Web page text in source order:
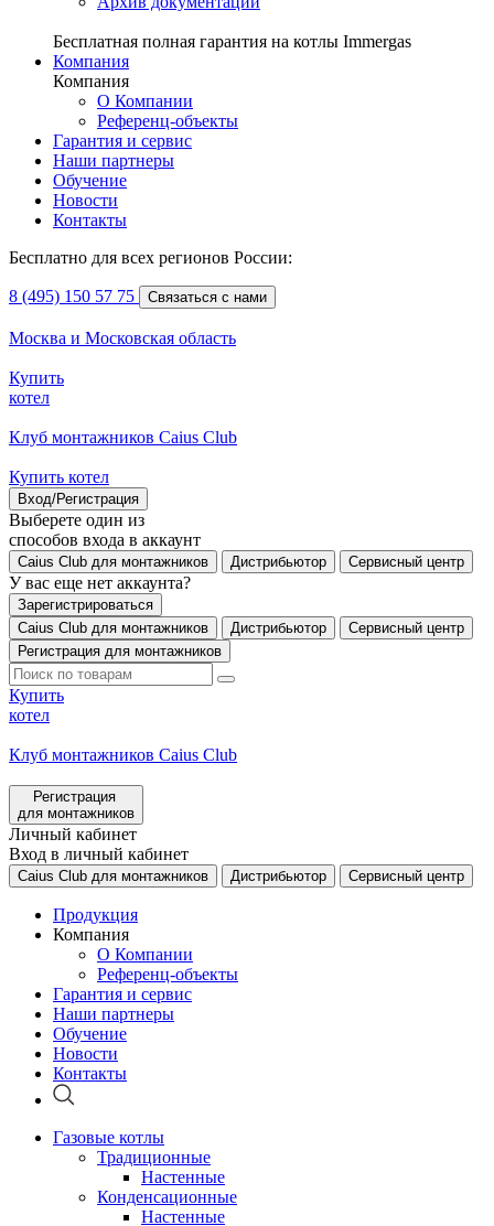
Бесплатная полная гарантия на котлы Immergas
Компания
Компания
О Компании
Референц-объекты
Гарантия и сервис
Наши партнеры
Обучение
Новости
Контакты
Бесплатно для всех регионов России:
8 (495) 150 57 75 Связаться с нами
Москва и Московская область
Купить
котел
Клуб монтажников Caius Club
Купить котел
Вход/Регистрация
Выберете один из
способов входа в аккаунт
Caius Club для монтажников Дистрибьютор Сервисный центр
У вас еще нет аккаунта?
Зарегистрироваться
Caius Club для монтажников
Дистрибьютор
Сервисный центр
Регистрация для монтажников
Купить
котел
Клуб монтажников Caius Club
Регистрация
для монтажников
Личный кабинет
Вход в личный кабинет
Caius Club для монтажников Дистрибьютор Сервисный центр
Продукция
Компания
О Компании
Референц-объекты
Гарантия и сервис
Наши партнеры
Обучение
Новости
Контакты
Газовые котлы
Традиционные
Настенные
Конденсационные
Настенные